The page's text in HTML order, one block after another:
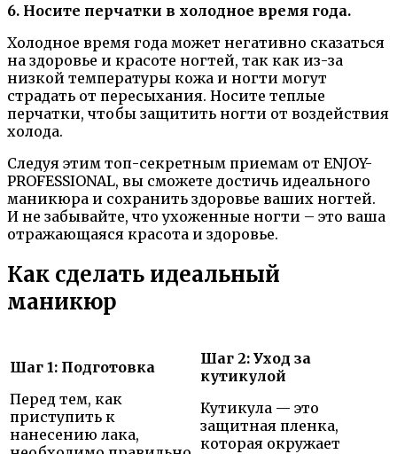
6. Носите перчатки в холодное время года.
Холодное время года может негативно сказаться
на здоровье и красоте ногтей, так как из-за
низкой температуры кожа и ногти могут
страдать от пересыхания. Носите теплые
перчатки, чтобы защитить ногти от воздействия
холода.
Следуя этим топ-секретным приемам от ENJOY-
PROFESSIONAL, вы сможете достичь идеального
маникюра и сохранить здоровье ваших ногтей.
И не забывайте, что ухоженные ногти – это ваша
отражающаяся красота и здоровье.
Как сделать идеальный
маникюр
Шаг 1: Подготовка
Перед тем, как
приступить к
нанесению лака,
Шаг 2: Уход за
кутикулой
Кутикула — это
защитная пленка,
которая окружает